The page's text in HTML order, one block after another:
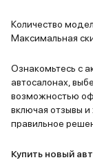
Количество
Максимальная
Ознакомьтесь с
автосалонах,
возможностью
включая отзывы и
правильное
Купить новый